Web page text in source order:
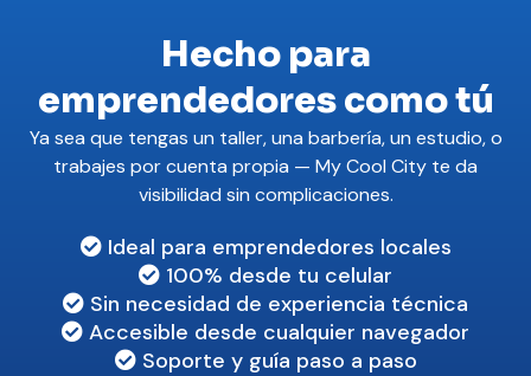
Hecho para
emprendedores como tú
Ya sea que tengas un taller, una barbería, un estudio, o
trabajes por cuenta propia — My Cool City te da
visibilidad sin complicaciones.
Ideal para emprendedores locales
100% desde tu celular
Sin necesidad de experiencia técnica
Accesible desde cualquier navegador
Soporte y guía paso a paso